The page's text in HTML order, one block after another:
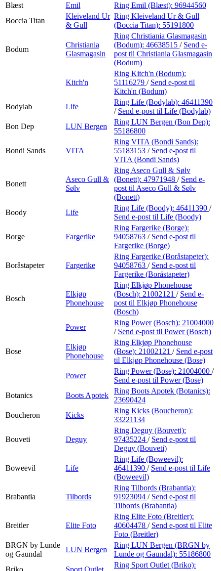
Blæst
Emil Ring Emil (Blæst): 96944560
Boccia Titan
Kleiveland Ur
& Gull
Ring Kleiveland Ur & Gull
(Boccia Titan): 55191800
Bodum
Christiania
Glasmagasin
Ring Christiania Glasmagasin
(Bodum): 46638515 / Send e-
post til Christiania Glasmagasin
(Bodum)
Kitch'n
Ring Kitch'n (Bodum):
51116279 / Send e-post til
Kitch'n (Bodum)
Bodylab
Life
Ring Life (Bodylab): 46411390
/ Send e-post til Life (Bodylab)
Bon Dep
LUN Bergen
Ring LUN Bergen (Bon Dep):
55186800
Bondi Sands VITA
Ring VITA (Bondi Sands):
55183153 / Send e-post til
VITA (Bondi Sands)
Bonett
Aseco Gull &
Sølv
Ring Aseco Gull & Sølv
(Bonett): 47971948 / Send e-
post til Aseco Gull & Sølv
(Bonett)
Boody
Life
Ring Life (Boody): 46411390 /
Send e-post til Life (Boody)
Borge Fargerike
Ring Fargerike (Borge):
94058763 / Send e-post til
Fargerike (Borge)
Boråstapeter Fargerike
Ring Fargerike (Boråstapeter):
94058763 / Send e-post til
Fargerike (Boråstapeter)
Bosch
Elkjøp
Phonehouse
Ring Elkjøp Phonehouse
(Bosch): 21002121 / Send e-
post til Elkjøp Phonehouse
(Bosch)
Power
Ring Power (Bosch): 21004000
/ Send e-post til Power (Bosch)
Bose
Elkjøp
Phonehouse
Ring Elkjøp Phonehouse
(Bose): 21002121 / Send e-post
til Elkjøp Phonehouse (Bose)
Power
Ring Power (Bose): 21004000 /
Send e-post til Power (Bose)
Botanics
Boots Apotek
Ring Boots Apotek (Botanics):
23690424
Boucheron
Kicks
Ring Kicks (Boucheron):
33221134
Bouveti Deguy
Ring Deguy (Bouveti):
97435224 / Send e-post til
Deguy (Bouveti)
Boweevil Life
Ring Life (Boweevil):
46411390 / Send e-post til Life
(Boweevil)
Brabantia Tilbords
Ring Tilbords (Brabantia):
91923094 / Send e-post til
Tilbords (Brabantia)
Breitler Elite Foto
Ring Elite Foto (Breitler):
40604478 / Send e-post til Elite
Foto (Breitler)
BRGN by Lunde
og Gaundal
LUN Bergen
Ring LUN Bergen (BRGN by
Lunde og Gaundal): 55186800
Briko
Sport Outlet
Ring Sport Outlet (Briko):